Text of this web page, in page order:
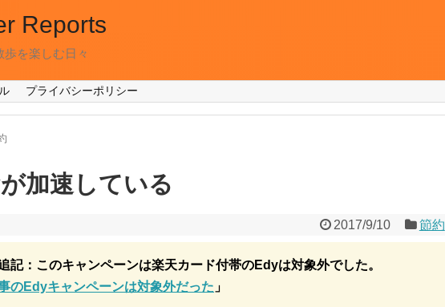
Reports
歩を楽しむ日々
プライバシーポリシー
加速している
2017/9/10 節約
記：このキャンペーンは楽天カード付帯のEdyは対象外でした。
のEdyキャンペーンは対象外だった 」